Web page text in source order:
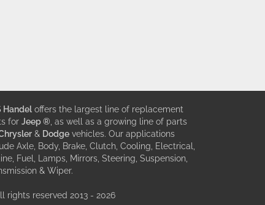
Handel offers the largest line of replacement
for Jeep ® , as well as a growing line of parts
& Dodge vehicles. Our applications
Axle, Body, Brake, Clutch, Cooling, Electrical,
Fuel, Lamps, Mirrors, Steering, Suspension,
& Wiper.
rights reserved 2013 - 2026